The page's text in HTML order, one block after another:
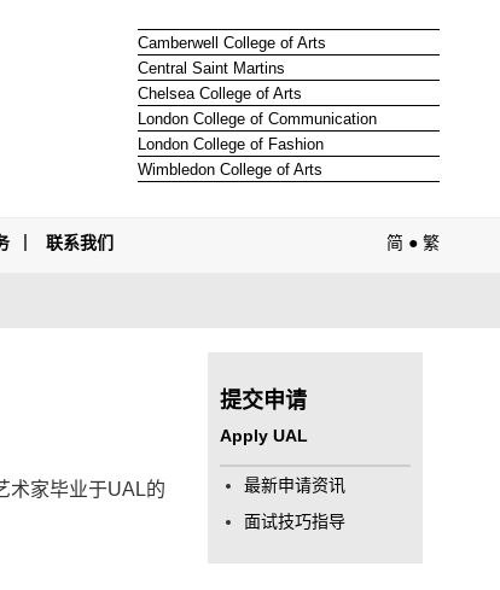
Camberwell College of Arts
Central Saint Martins
Chelsea College of Arts
London College of Communication
London College of Fashion
Wimbledon College of Arts
联系我们 简 ● 繁
术家毕业于UAL的
提交申请
Apply UAL
最新申请资讯
面试技巧指导